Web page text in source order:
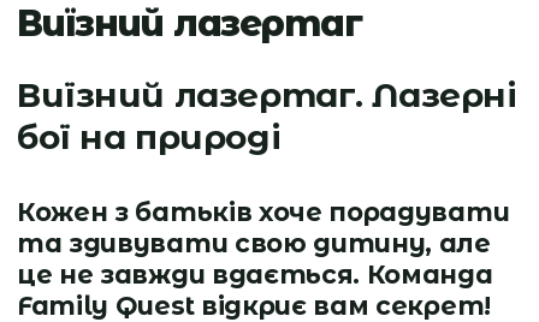
Виїзний лазертаг
Виїзний лазертаг. Лазерні
бої на природі
Кожен з батьків хоче порадувати
та здивувати свою дитину, але
це не завжди вдається. Команда
Family Quest відкриє вам секрет!